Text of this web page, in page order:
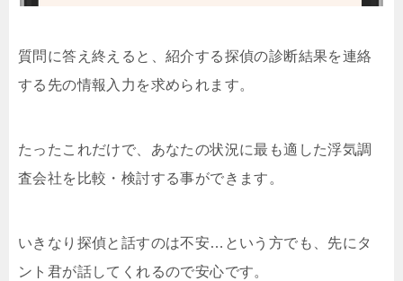
質問に答え終えると、紹介する探偵の診断結果を連絡
する先の情報入力を求められます。
たったこれだけで、あなたの状況に最も適した浮気調
査会社を比較・検討する事ができます。
いきなり探偵と話すのは不安…という方でも、先にタ
ント君が話してくれるので安心です。